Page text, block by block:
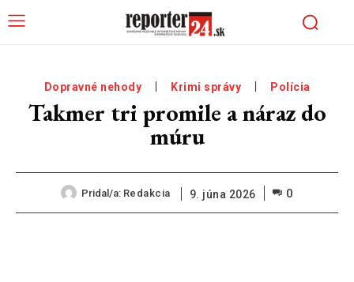
Dopravné nehody Krimi správy Polícia
Takmer tri promile a náraz do
múru
Pridal/a: Redakcia 9. júna 2026 0